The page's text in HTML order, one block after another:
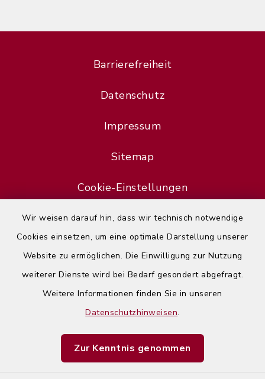
Wir weisen darauf hin, dass wir technisch notwendige
Cookies einsetzen, um eine optimale Darstellung unserer
Website zu ermöglichen. Die Einwilligung zur Nutzung
weiterer Dienste wird bei Bedarf gesondert abgefragt.
Weitere Informationen finden Sie in unseren
Datenschutzhinweisen.
Zur Kenntnis genommen
Barrierefreiheit
Datenschutz
Impressum
Sitemap
Cookie-Einstellungen
Error
Failed to load assistant data
Refresh Page